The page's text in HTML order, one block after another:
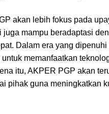
akan lebih fokus pada
mampu beradaptasi
Dalam era yang dipenuhi
memanfaatkan
itu, AKPER PGP akan
pihak guna meningkatkan